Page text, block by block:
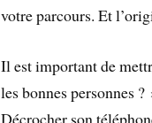
votre parcours. Et
Il est important de
les bonnes personnes
Décrocher son